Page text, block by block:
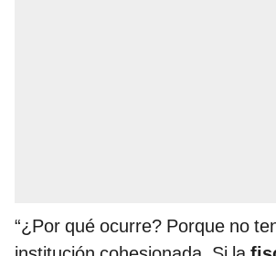
“¿Por qué ocurre? Porque no